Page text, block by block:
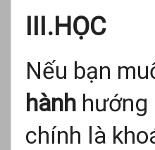
III.HỌC
Nếu bạn
hành hướng
chính là